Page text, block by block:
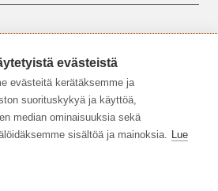
evästeistä
evästeitä kerätäksemme ja
suorituskykyä ja käyttöä,
median ominaisuuksia sekä
sisältöä ja mainoksia. Lue